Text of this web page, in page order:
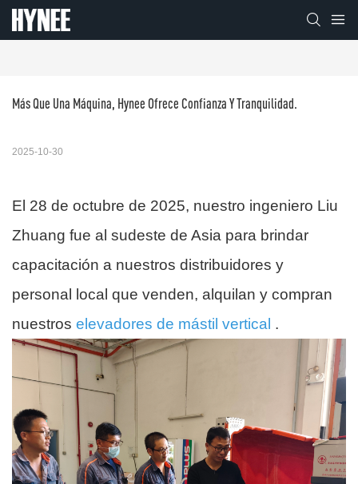
Más Que Una Máquina, Hynee Ofrece Confianza Y Tranquilidad.
2025-10-30
El 28 de octubre de 2025, nuestro ingeniero Liu
Zhuang fue al sudeste de Asia para brindar
capacitación a nuestros distribuidores y
personal local que venden, alquilan y compran
nuestros elevadores de mástil vertical .